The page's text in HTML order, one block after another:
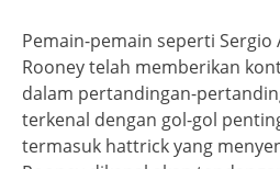
Pemain-pemain seperti Sergio
Rooney telah memberikan
dalam pertandingan-
terkenal dengan gol-gol
termasuk hattrick yang